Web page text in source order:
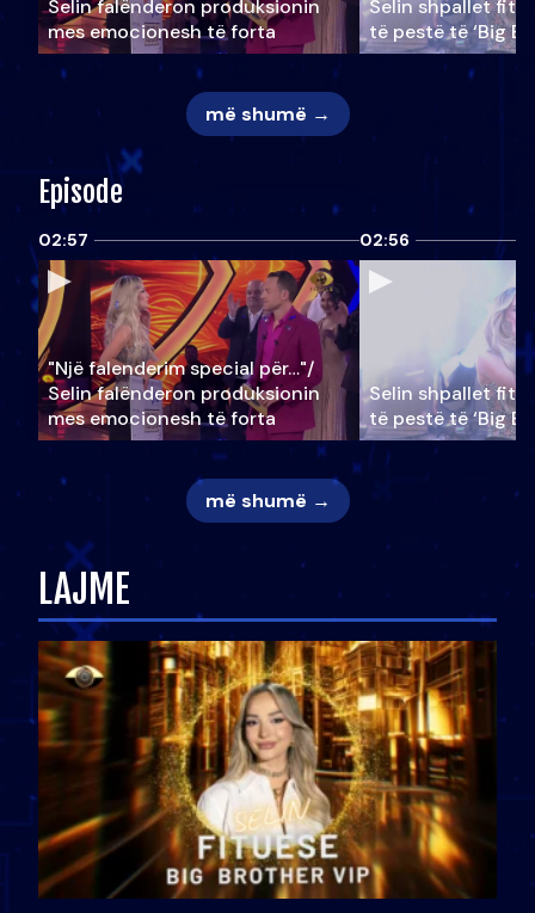
Selin falënderon produksionin
mes emocionesh të forta
Selin shpallet
të pestë të ‘Big
më shumë →
Episode
02:57
"Një falenderim special për…"/
Selin falënderon produksionin
mes emocionesh të forta
02:56
Selin shpallet
të pestë të ‘Big
më shumë →
LAJME